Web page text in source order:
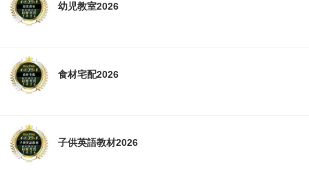
幼児教室2026
食材宅配2026
子供英語教材2026